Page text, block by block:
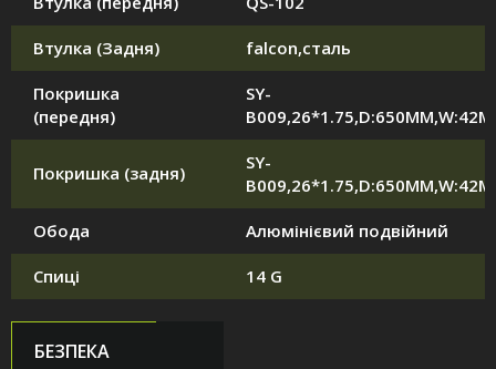
Втулка (Задня) falcon,сталь
Покришка
(передня)
SY-
Покришка (задня)
SY-
Обода Алюмінієвий подвійний
Спиці 14 G
БЕЗПЕКА